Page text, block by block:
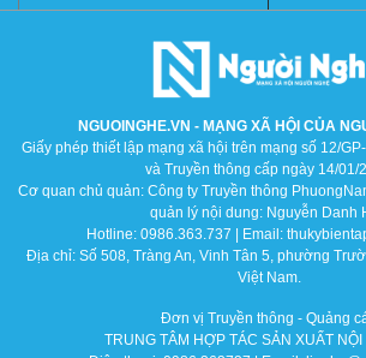
NGUOINGHE.VN - MẠNG XÃ HỘI CỦA
Giấy phép thiết lập mạng xã hội trên mạng số 12/
và Truyền thông cấp ngày 14/01/
Cơ quan chủ quản: Công ty Truyền thông
quản lý nội dung: Nguyễn Danh
Hotline: 0986.363.737 | Email:
Địa chỉ: Số 508, Tràng An, Vinh Tân 5, phường
Việt Nam.
Đơn vị Truyền thông - Quảng
TRUNG TÂM HỢP TÁC SẢN XUẤT